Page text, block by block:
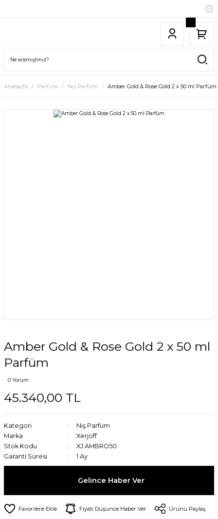
Anasayfa Parfüm Niş Parfüm Amber Gold & Rose Gold 2 x 50 ml Parfüm
Amber Gold & Rose Gold 2 x 50 ml
Parfüm
0 Yorum
45.340,00 TL
Kategori
Niş Parfüm
Marka
Xerjoff
Stok Kodu
XJ AMBRO50
Garanti Süresi
1 Ay
Gelince Haber Ver
Fiyatı Düşünce Haber Ver Ürünü Paylaş